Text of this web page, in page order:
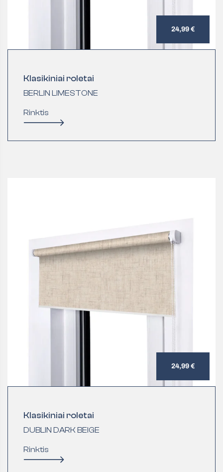
24,99 €
Klasikiniai roletai
BERLIN LIMESTONE
Rinktis
24,99 €
Klasikiniai roletai
DUBLIN DARK BEIGE
Rinktis